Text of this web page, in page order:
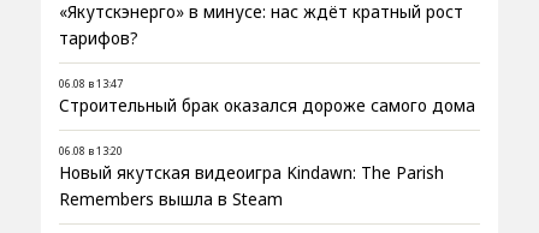
«Якутскэнерго» в минусе: нас ждёт кратный рост
тарифов?
06.08 в 13:47
Строительный брак оказался дороже самого дома
06.08 в 13:20
Новый якутская видеоигра Kindawn: The Parish
Remembers вышла в Steam